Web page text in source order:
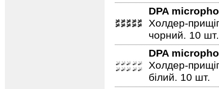
DPA
Холдер-
чорний. 10 шт.
DPA
Холдер-
білий. 10 шт.